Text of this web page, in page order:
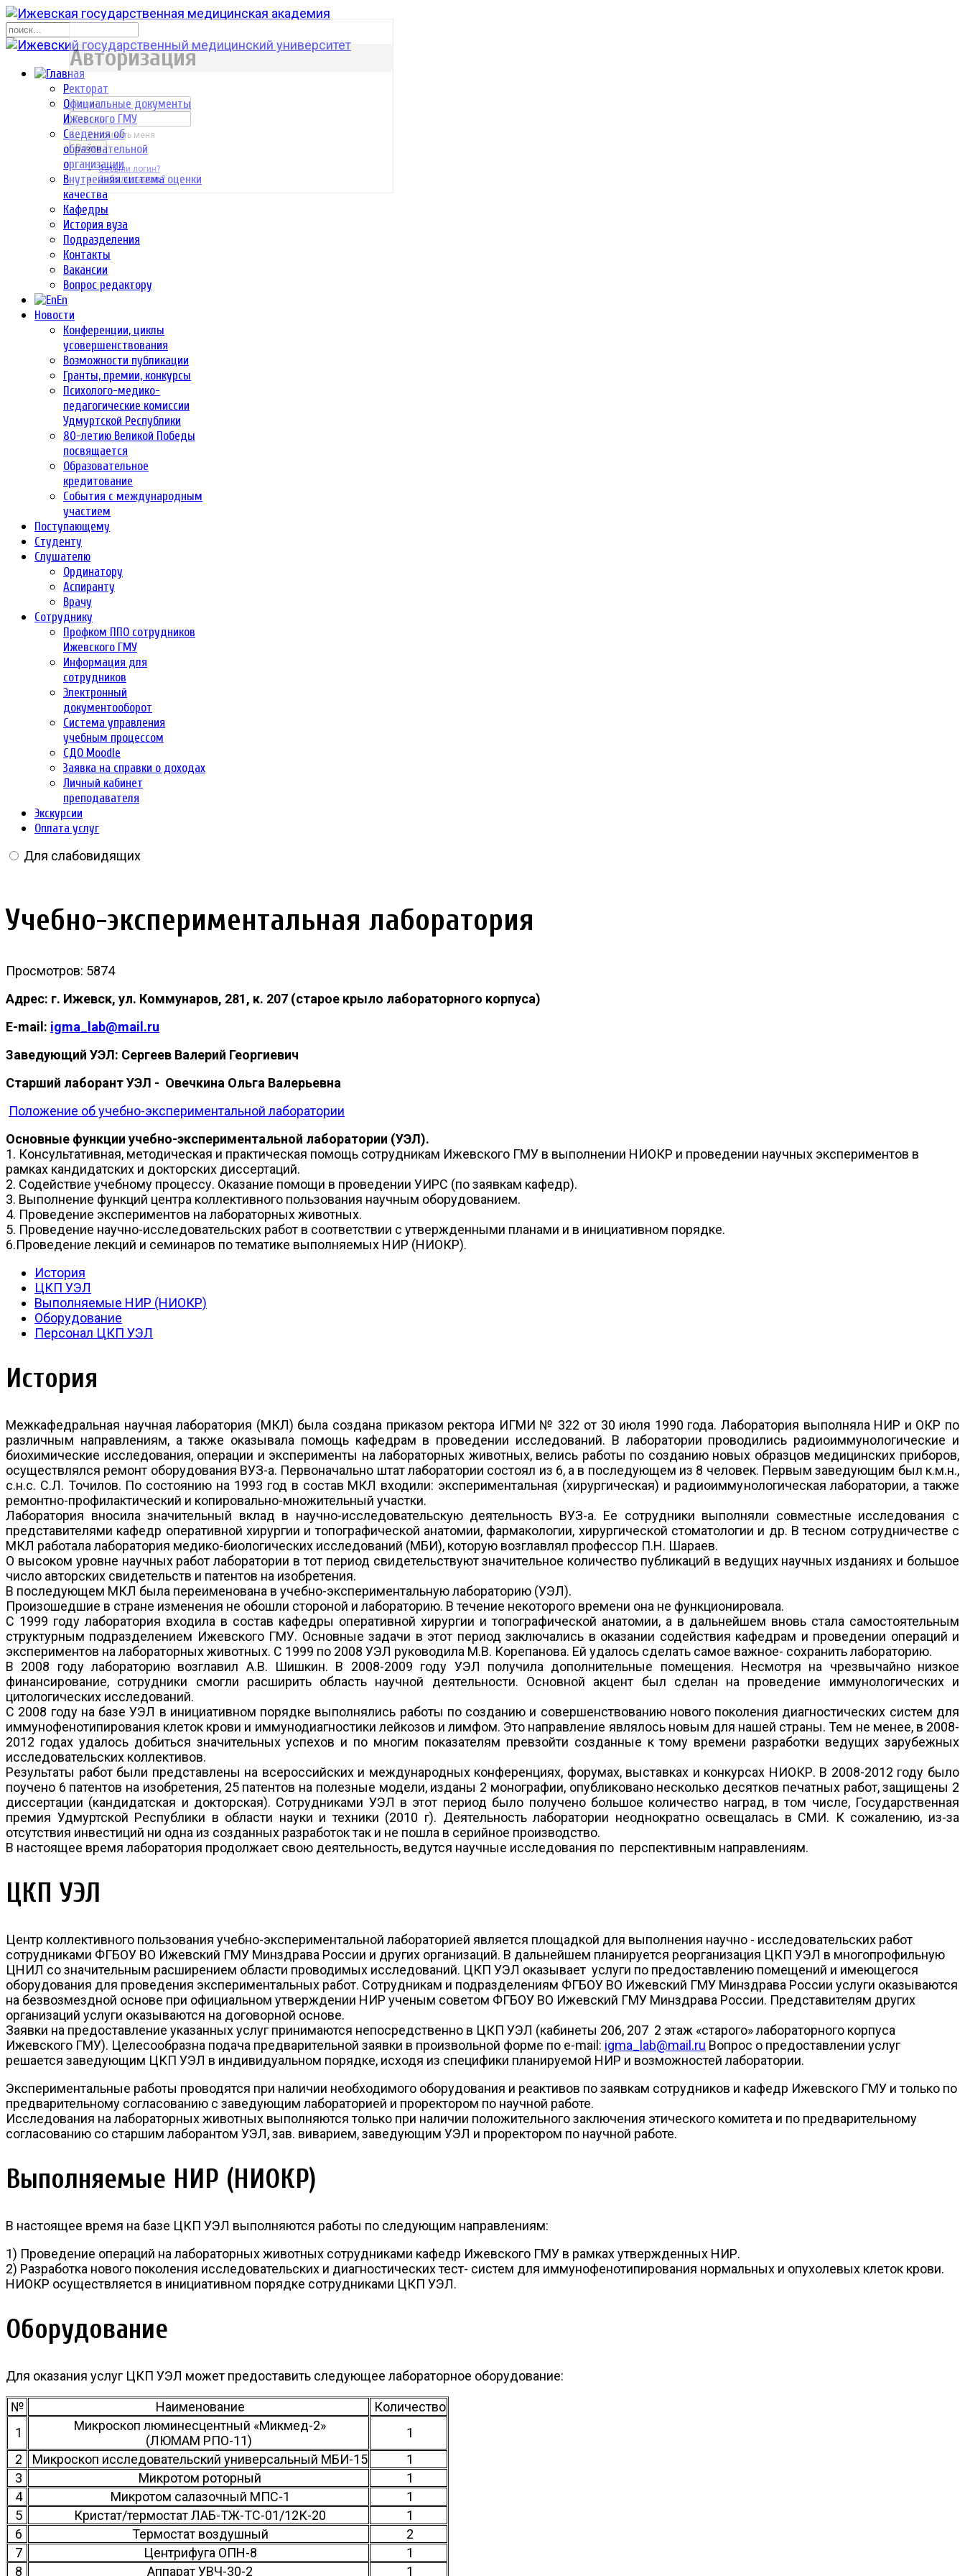
Ректорат
Официальные документы
Ижевского ГМУ
Сведения об
образовательной
организации
Внутренняя система оценки
качества
Кафедры
История вуза
Подразделения
Контакты
Вакансии
Вопрос редактору
En
Новости
Конференции, циклы
усовершенствования
Возможности публикации
Гранты, премии, конкурсы
Психолого-медико-
педагогические комиссии
Удмуртской Республики
80-летию Великой Победы
посвящается
Образовательное
кредитование
События с международным
участием
Поступающему
Студенту
Слушателю
Ординатору
Аспиранту
Врачу
Сотруднику
Профком ППО сотрудников
Ижевского ГМУ
Информация для
сотрудников
Электронный
документооборот
Система управления
учебным процессом
СДО Moodle
Заявка на справки о доходах
Личный кабинет
преподавателя
Экскурсии
Оплата услуг
Для слабовидящих
Учебно-экспериментальная лаборатория
Просмотров: 5874
Адрес: г. Ижевск, ул. Коммунаров, 281, к. 207 (старое крыло лабораторного корпуса)
E-mail: igma_lab@mail.ru
Заведующий УЭЛ: Сергеев Валерий Георгиевич
Старший лаборант УЭЛ - Овечкина Ольга Валерьевна
Положение об учебно-экспериментальной лаборатории
Основные функции учебно-экспериментальной лаборатории (УЭЛ).
1. Консультативная, методическая и практическая помощь сотрудникам Ижевского ГМУ в выполнении НИОКР и проведении научных экспериментов в
рамках кандидатских и докторских диссертаций.
2. Содействие учебному процессу. Оказание помощи в проведении УИРС (по заявкам кафедр).
3. Выполнение функций центра коллективного пользования научным оборудованием.
4. Проведение экспериментов на лабораторных животных.
5. Проведение научно-исследовательских работ в соответствии с утвержденными планами и в инициативном порядке.
6.Проведение лекций и семинаров по тематике выполняемых НИР (НИОКР).
История
ЦКП УЭЛ
Выполняемые НИР (НИОКР)
Оборудование
Персонал ЦКП УЭЛ
История
Межкафедральная научная лаборатория (МКЛ) была создана приказом ректора ИГМИ № 322 от 30 июля 1990 года. Лаборатория выполняла НИР и ОКР по
различным направлениям, а также оказывала помощь кафедрам в проведении исследований. В лаборатории проводились радиоиммунологические и
биохимические исследования, операции и эксперименты на лабораторных животных, велись работы по созданию новых образцов медицинских приборов,
осуществлялся ремонт оборудования ВУЗ-а. Первоначально штат лаборатории состоял из 6, а в последующем из 8 человек. Первым заведующим был к.м.н.,
с.н.с. С.Л. Точилов. По состоянию на 1993 год в состав МКЛ входили: экспериментальная (хирургическая) и радиоиммунологическая лаборатории, а также
ремонтно-профилактический и копировально-множительный участки.
Лаборатория вносила значительный вклад в научно-исследовательскую деятельность ВУЗ-а. Ее сотрудники выполняли совместные исследования с
представителями кафедр оперативной хирургии и топографической анатомии, фармакологии, хирургической стоматологии и др. В тесном сотрудничестве с
МКЛ работала лаборатория медико-биологических исследований (МБИ), которую возглавлял профессор П.Н. Шараев.
О высоком уровне научных работ лаборатории в тот период свидетельствуют значительное количество публикаций в ведущих научных изданиях и большое
число авторских свидетельств и патентов на изобретения.
В последующем МКЛ была переименована в учебно-экспериментальную лабораторию (УЭЛ).
Произошедшие в стране изменения не обошли стороной и лабораторию. В течение некоторого времени она не функционировала.
С 1999 году лаборатория входила в состав кафедры оперативной хирургии и топографической анатомии, а в дальнейшем вновь стала самостоятельным
структурным подразделением Ижевского ГМУ. Основные задачи в этот период заключались в оказании содействия кафедрам и проведении операций и
экспериментов на лабораторных животных. С 1999 по 2008 УЭЛ руководила М.В. Корепанова. Ей удалось сделать самое важное- сохранить лабораторию.
В 2008 году лабораторию возглавил А.В. Шишкин. В 2008-2009 году УЭЛ получила дополнительные помещения. Несмотря на чрезвычайно низкое
финансирование, сотрудники смогли расширить область научной деятельности. Основной акцент был сделан на проведение иммунологических и
цитологических исследований.
С 2008 году на базе УЭЛ в инициативном порядке выполнялись работы по созданию и совершенствованию нового поколения диагностических систем для
иммунофенотипирования клеток крови и иммунодиагностики лейкозов и лимфом. Это направление являлось новым для нашей страны. Тем не менее, в 2008-
2012 годах удалось добиться значительных успехов и по многим показателям превзойти созданные к тому времени разработки ведущих зарубежных
исследовательских коллективов.
Результаты работ были представлены на всероссийских и международных конференциях, форумах, выставках и конкурсах НИОКР. В 2008-2012 году было
поучено 6 патентов на изобретения, 25 патентов на полезные модели, изданы 2 монографии, опубликовано несколько десятков печатных работ, защищены 2
диссертации (кандидатская и докторская). Сотрудниками УЭЛ в этот период было получено большое количество наград, в том числе, Государственная
премия Удмуртской Республики в области науки и техники (2010 г). Деятельность лаборатории неоднократно освещалась в СМИ. К сожалению, из-за
отсутствия инвестиций ни одна из созданных разработок так и не пошла в серийное производство.
В настоящее время лаборатория продолжает свою деятельность, ведутся научные исследования по перспективным направлениям.
ЦКП УЭЛ
Центр коллективного пользования учебно-экспериментальной лабораторией является площадкой для выполнения научно - исследовательских работ
сотрудниками ФГБОУ ВО Ижевский ГМУ Минздрава России и других организаций. В дальнейшем планируется реорганизация ЦКП УЭЛ в многопрофильную
ЦНИЛ со значительным расширением области проводимых исследований. ЦКП УЭЛ оказывает услуги по предоставлению помещений и имеющегося
оборудования для проведения экспериментальных работ. Сотрудникам и подразделениям ФГБОУ ВО Ижевский ГМУ Минздрава России услуги оказываются
на безвозмездной основе при официальном утверждении НИР ученым советом ФГБОУ ВО Ижевский ГМУ Минздрава России. Представителям других
организаций услуги оказываются на договорной основе.
Заявки на предоставление указанных услуг принимаются непосредственно в ЦКП УЭЛ (кабинеты 206, 207 2 этаж «старого» лабораторного корпуса
Ижевского ГМУ). Целесообразна подача предварительной заявки в произвольной форме по e-mail: igma_lab@mail.ru Вопрос о предоставлении услуг
решается заведующим ЦКП УЭЛ в индивидуальном порядке, исходя из специфики планируемой НИР и возможностей лаборатории.
Экспериментальные работы проводятся при наличии необходимого оборудования и реактивов по заявкам сотрудников и кафедр Ижевского ГМУ и только по
предварительному согласованию с заведующим лабораторией и проректором по научной работе.
Исследования на лабораторных животных выполняются только при наличии положительного заключения этического комитета и по предварительному
согласованию со старшим лаборантом УЭЛ, зав. виварием, заведующим УЭЛ и проректором по научной работе.
Выполняемые НИР (НИОКР)
В настоящее время на базе ЦКП УЭЛ выполняются работы по следующим направлениям:
1) Проведение операций на лабораторных животных сотрудниками кафедр Ижевского ГМУ в рамках утвержденных НИР.
2) Разработка нового поколения исследовательских и диагностических тест- систем для иммунофенотипирования нормальных и опухолевых клеток крови.
НИОКР осуществляется в инициативном порядке сотрудниками ЦКП УЭЛ.
Оборудование
Для оказания услуг ЦКП УЭЛ может предоставить следующее лабораторное оборудование:
№ Наименование
Количество
1
Микроскоп люминесцентный «Микмед-2»
(ЛЮМАМ РПО-11)
1
2
Микроскоп исследовательский универсальный МБИ-15
1
3
Микротом роторный
1
4
Микротом салазочный МПС-1
1
5
Кристат/термостат ЛАБ-ТЖ-ТС-01/12К-20
1
6
Термостат воздушный
2
7
Центрифуга ОПН-8
1
8
Аппарат УВЧ-30-2 1
р
Авторизация
Запомнить меня
Войти
Забыли логин?
Забыли пароль?